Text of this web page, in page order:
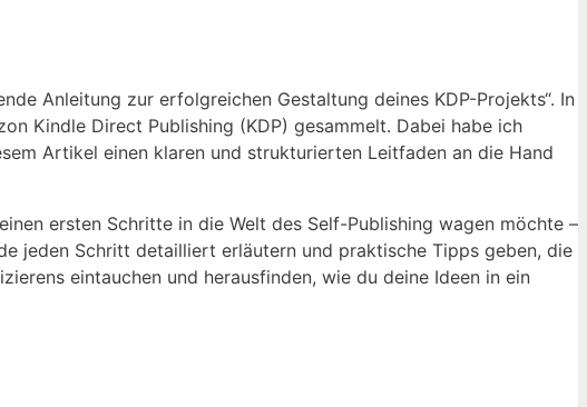
Anleitung zur erfolgreichen Gestaltung deines KDP-Projekts“. In
Kindle Direct Publishing (KDP) gesammelt. Dabei habe ich
Artikel einen klaren und strukturierten Leitfaden an die Hand
ersten Schritte in die Welt des Self-Publishing wagen möchte –
jeden Schritt detailliert erläutern und praktische Tipps geben, die
eintauchen und herausfinden, wie du deine Ideen in ein